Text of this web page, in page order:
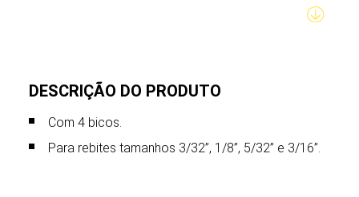
DESCRIÇÃO DO PRODUTO
Com 4 bicos.
Para rebites tamanhos 3/32”, 1/8”, 5/32” e 3/16”.